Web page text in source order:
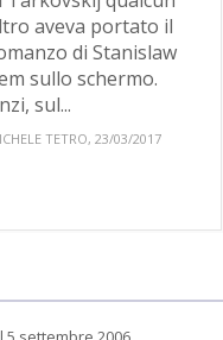
aveva portato il
di Stanislaw
sullo schermo.
sul...
TETRO, 23/03/2017